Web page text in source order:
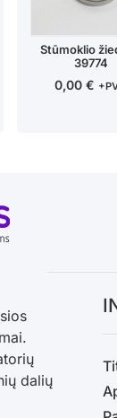
Stūmoklio
39774
0,00€
dalių